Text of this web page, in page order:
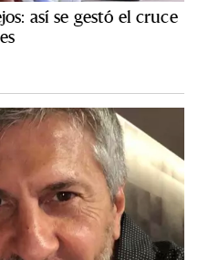
así se gestó el cruce